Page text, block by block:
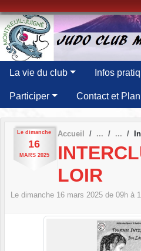
La vie du club Infos
Participer Contact et Plan
Le dimanche
16
MARS 2025
Accueil
LOIR
Le dimanche 16 mars 2025 de 09h à